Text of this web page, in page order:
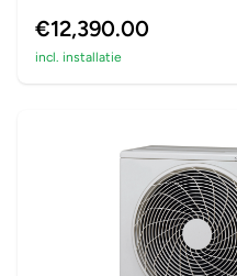
€12,390.00
incl. installatie